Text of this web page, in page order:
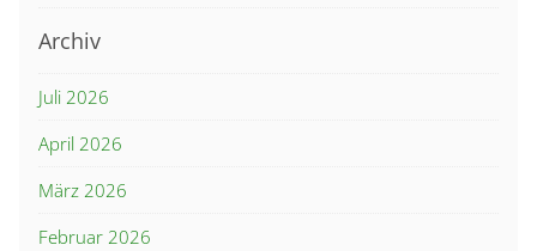
Archiv
Juli 2026
April 2026
März 2026
Februar 2026